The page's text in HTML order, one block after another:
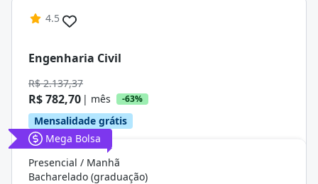
4.5
Engenharia Civil
R$ 2.137,37
R$ 782,70 | mês -63%
Mensalidade grátis
Mega Bolsa
Presencial / Manhã
Bacharelado (graduação)